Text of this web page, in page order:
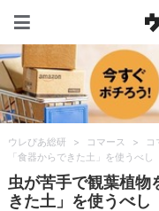
ウレぴあ総研 > コマース > コ
「食器からできた土」を使うべし
虫が苦手で観葉植物
きた土」を使うべし